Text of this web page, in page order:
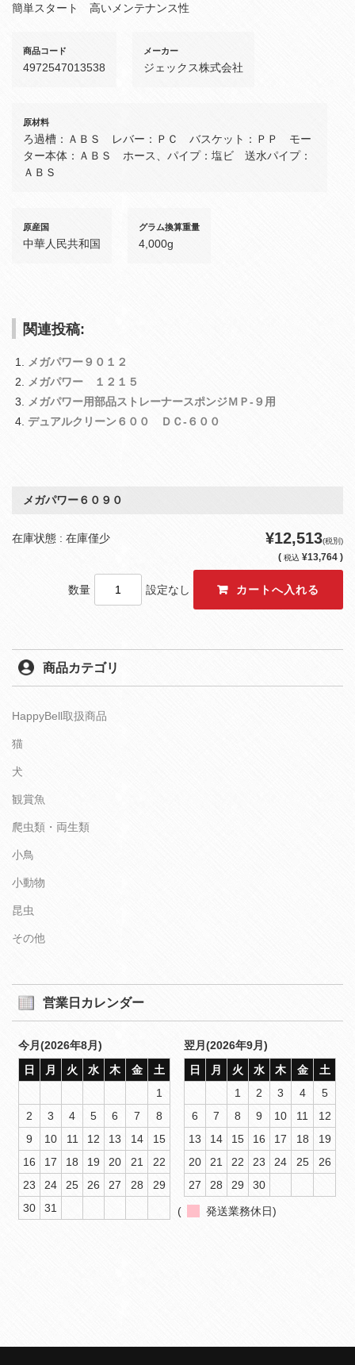
簡単スタート 高いメンテナンス性
商品コード
4972547013538
メーカー
ジェックス株式会社
原材料
ろ過槽：ＡＢＳ レバー：ＰＣ バスケット：ＰＰ モー
ター本体：ＡＢＳ ホース、パイプ：塩ビ 送水パイプ：
ＡＢＳ
原産国
中華人民共和国
グラム換算重量
4,000g
関連投稿:
メガパワー９０１２
メガパワー １２１５
メガパワー用部品ストレーナースポンジＭＰ‐９用
デュアルクリーン６００ ＤＣ‐６００
メガパワー６０９０
在庫状態 : 在庫僅少 ¥12,513(税別)
( 税込 ¥13,764 )
数量 設定なし
商品カテゴリ
HappyBell取扱商品
猫
犬
観賞魚
爬虫類・両生類
小鳥
小動物
昆虫
その他
営業日カレンダー
今月(2026年8月)
日
月 火 水 木 金
土
1
2
3 4 5 6 7
8
9
10 11 12 13 14
15
16
17 18 19 20 21
22
23
24 25 26 27 28
29
30
31
翌月(2026年9月)
日
月 火 水 木 金
土
1
2 3 4
5
6
7 8 9 10 11
12
13
14 15 16 17 18
19
20
21 22 23 24 25
26
27
28 29 30
( 発送業務休日)